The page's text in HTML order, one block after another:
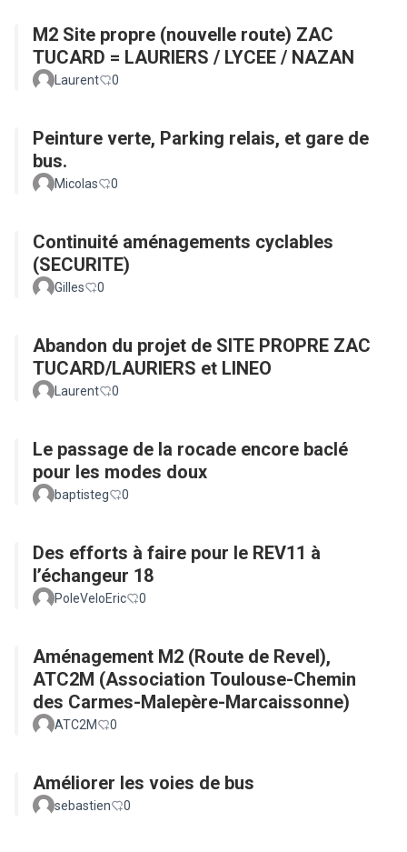
M2 Site propre (nouvelle route) ZAC
TUCARD = LAURIERS / LYCEE / NAZAN
Laurent 0
Peinture verte, Parking relais, et gare de
bus.
Micolas 0
Continuité aménagements cyclables
(SECURITE)
Gilles 0
Abandon du projet de SITE PROPRE ZAC
TUCARD/LAURIERS et LINEO
Laurent 0
Le passage de la rocade encore baclé
pour les modes doux
baptisteg 0
Des efforts à faire pour le REV11 à
l’échangeur 18
PoleVeloEric 0
Aménagement M2 (Route de Revel),
ATC2M (Association Toulouse-Chemin
des Carmes-Malepère-Marcaissonne)
ATC2M 0
Améliorer les voies de bus
sebastien 0